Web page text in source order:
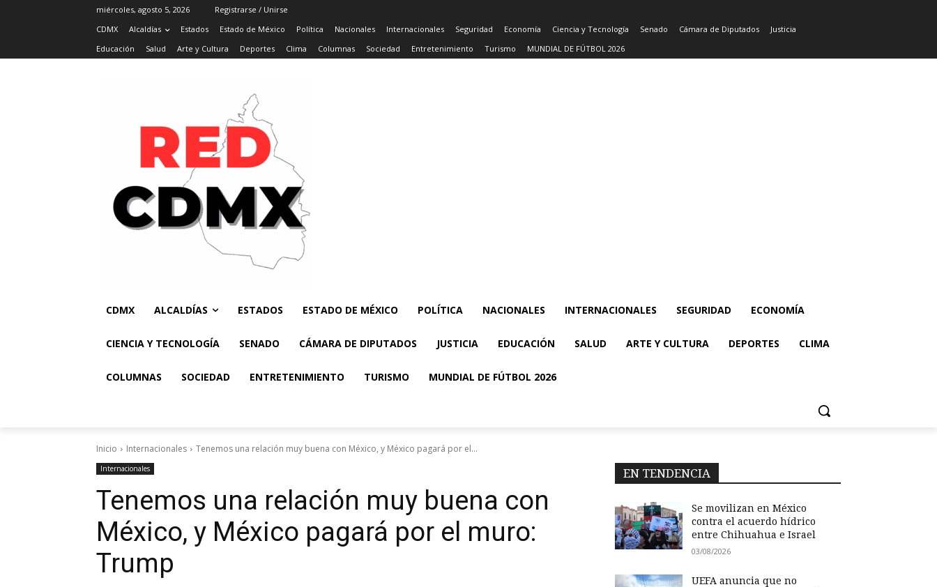
miércoles, agosto 5, 2026
Registrarse / Unirse
CDMX
Alcaldías Estados Estado de México Política Nacionales Internacionales Seguridad Economía Ciencia y Tecnología Senado Cámara de Diputados
Justicia
Educación
Salud Arte y Cultura Deportes Clima Columnas Sociedad Entretenimiento Turismo MUNDIAL DE FÚTBOL 2026
CDMX ALCALDÍAS ESTADOS ESTADO DE MÉXICO POLÍTICA NACIONALES INTERNACIONALES SEGURIDAD ECONOMÍA
CIENCIA Y TECNOLOGÍA SENADO CÁMARA DE DIPUTADOS JUSTICIA EDUCACIÓN SALUD ARTE Y CULTURA DEPORTES CLIMA
COLUMNAS SOCIEDAD ENTRETENIMIENTO TURISMO MUNDIAL DE FÚTBOL 2026
Inicio Internacionales Tenemos una relación muy buena con México, y México pagará por el...
Internacionales
Tenemos una relación muy buena con
México, y México pagará por el muro:
Trump
EN TENDENCIA
Se movilizan en México
contra el acuerdo hídrico
entre Chihuahua e Israel
03/08/2026
UEFA anuncia que no